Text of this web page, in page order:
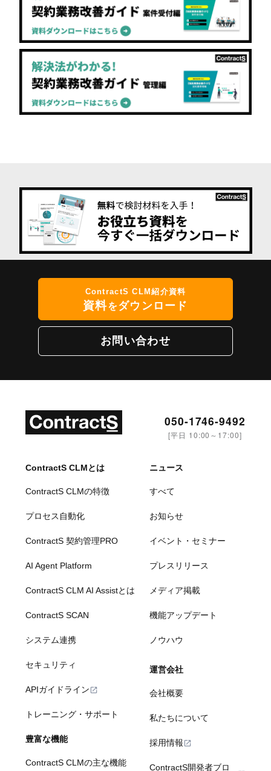
ContractS CLM紹介資料
資料をダウンロード
お問い合わせ
050-1746-9492
[平日 10:00～17:00]
ContractS CLMとは
ContractS CLMの特徴
プロセス自動化
ContractS 契約管理PRO
AI Agent Platform
ContractS CLM AI Assistとは
ContractS SCAN
システム連携
セキュリティ
APIガイドライン
トレーニング・サポート
豊富な機能
ContractS CLMの主な機能
ニュース
すべて
お知らせ
イベント・セミナー
プレスリリース
メディア掲載
機能アップデート
ノウハウ
運営会社
会社概要
私たちについて
採用情報
ContractS開発者ブロ